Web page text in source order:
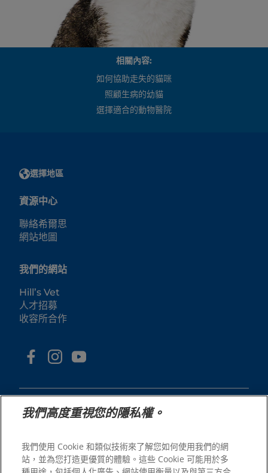
相關內容:
如何協助走失的貓咪
照顧生病的幼貓
選擇適合的動物醫院
選擇地區
資源中心
聯絡希爾思
網站地圖
我們的網站
Hill’s Vet
人才招募
收容所合作
© 2025 Hill's Pet Nutrition, Inc.
All rights reserved.
我們高度重視您的隱私權。
我們使用 Cookie 和類似技術來了解您如何使用我們的網
站，並為您打造更優質的體驗。這些 Cookie 可能用於多